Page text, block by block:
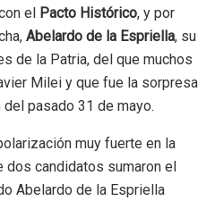
el Pacto Histórico, y por
Abelardo de la Espriella, su
de la Patria, del que muchos
Milei y que fue la sorpresa
pasado 31 de mayo.
muy fuerte en la
dos candidatos sumaron el
Abelardo de la Espriella